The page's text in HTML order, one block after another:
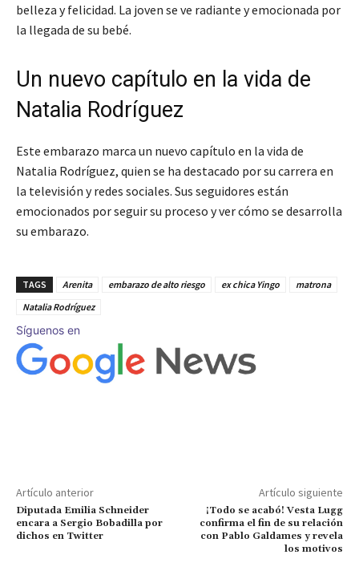
belleza y felicidad. La joven se ve radiante y emocionada por
la llegada de su bebé.
Un nuevo capítulo en la vida de
Natalia Rodríguez
Este embarazo marca un nuevo capítulo en la vida de
Natalia Rodríguez, quien se ha destacado por su carrera en
la televisión y redes sociales. Sus seguidores están
emocionados por seguir su proceso y ver cómo se desarrolla
su embarazo.
TAGS Arenita embarazo de alto riesgo ex chica Yingo
matrona
Natalia Rodríguez
Síguenos en
Artículo anterior
Diputada Emilia Schneider
encara a Sergio Bobadilla por
dichos en Twitter
Artículo siguiente
¡Todo se acabó! Vesta Lugg
confirma el fin de su relación
con Pablo Galdames y revela
los motivos